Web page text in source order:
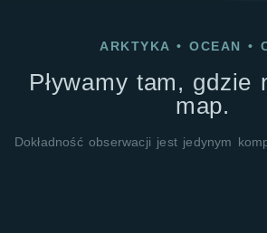
ARKTYKA• OCEAN•
Pływamy tam, gdzie
map.
Dokładność obserwacji jest jedynym